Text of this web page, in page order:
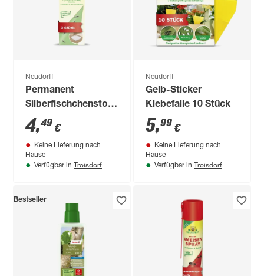
Neudorff
Permanent
Silberfischchenstopp
3 Stück
4,49 €
Keine Lieferung nach
Hause
Verfügbar in Troisdorf
Neudorff
Gelb-Sticker
Klebefalle 10 Stück
5,99 €
Keine Lieferung nach
Hause
Verfügbar in Troisdorf
Bestseller